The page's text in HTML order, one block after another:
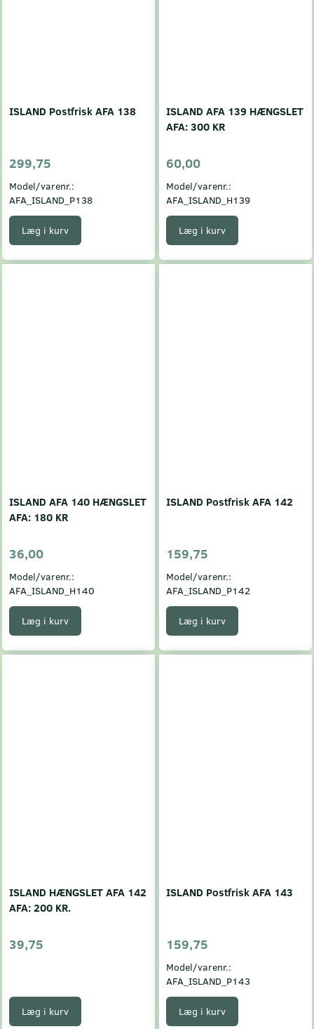
ISLAND Postfrisk AFA 138
299,75
Model/varenr.:
AFA_ISLAND_P138
Læg i kurv
ISLAND AFA 139 HÆNGSLET
AFA: 300 KR
60,00
Model/varenr.:
AFA_ISLAND_H139
Læg i kurv
ISLAND AFA 140 HÆNGSLET
AFA: 180 KR
36,00
Model/varenr.:
AFA_ISLAND_H140
Læg i kurv
ISLAND Postfrisk AFA 142
159,75
Model/varenr.:
AFA_ISLAND_P142
Læg i kurv
ISLAND HÆNGSLET AFA 142
AFA: 200 KR.
39,75
Læg i kurv
ISLAND Postfrisk AFA 143
159,75
Model/varenr.:
AFA_ISLAND_P143
Læg i kurv